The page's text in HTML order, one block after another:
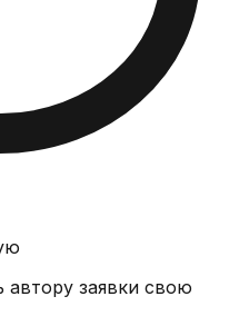
автору заявки свою